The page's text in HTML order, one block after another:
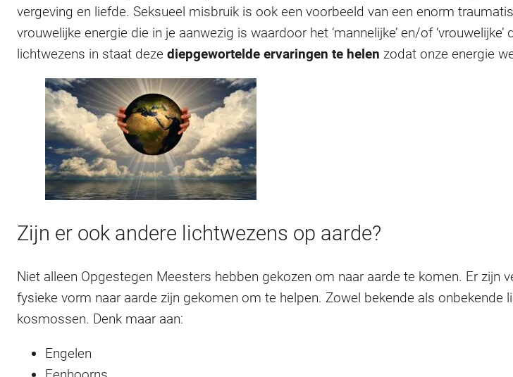
vergeving en liefde. Seksueel misbruik is ook een voorbeeld van een enorm
vrouwelijke energie die in je aanwezig is waardoor het ‘mannelijke’ en/of
lichtwezens in staat deze diepgewortelde ervaringen te helen zodat onze energie
Zijn er ook andere lichtwezens op aarde?
Niet alleen Opgestegen Meesters hebben gekozen om naar aarde te komen. Er zijn
fysieke vorm naar aarde zijn gekomen om te helpen. Zowel bekende als
kosmossen. Denk maar aan:
Engelen